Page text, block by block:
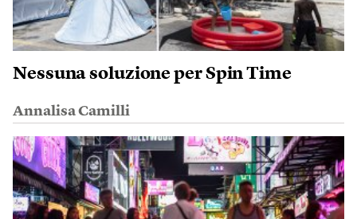
Nessuna soluzione per Spin Time
Annalisa Camilli